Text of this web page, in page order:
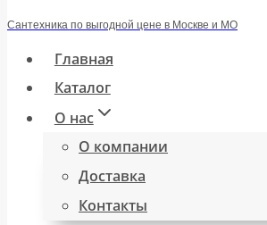
Сантехника по выгодной цене в Москве и МО
Главная
Каталог
О нас
О компании
Доставка
Контакты